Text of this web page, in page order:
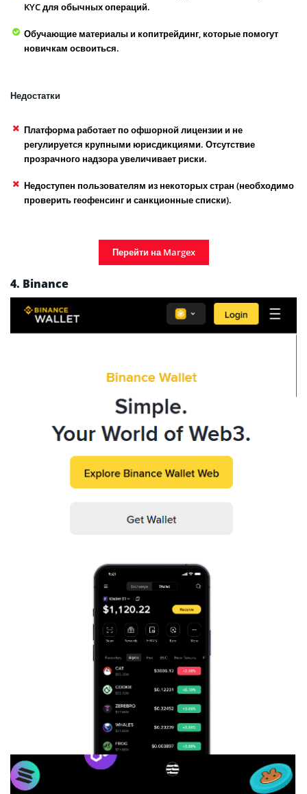
KYC для обычных операций.
Обучающие материалы и копитрейдинг, которые помогут
новичкам освоиться.
Недостатки
Платформа работает по офшорной лицензии и не
регулируется крупными юрисдикциями. Отсутствие
прозрачного надзора увеличивает риски.
Недоступен пользователям из некоторых стран (необходимо
проверить геофенсинг и санкционные списки).
Перейти на Margex
4. Binance